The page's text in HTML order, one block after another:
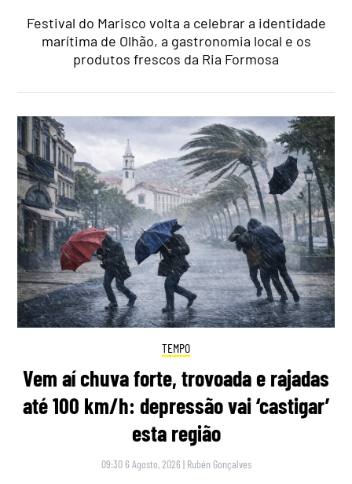
Festival do Marisco volta a celebrar a identidade
marítima de Olhão, a gastronomia local e os
produtos frescos da Ria Formosa
TEMPO
Vem aí chuva forte, trovoada e rajadas
até 100 km/h: depressão vai ‘castigar’
esta região
09:30 6 Agosto, 2026 | Rubén Gonçalves